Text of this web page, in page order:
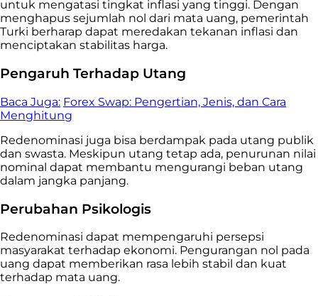
untuk mengatasi tingkat inflasi yang tinggi. Dengan
menghapus sejumlah nol dari mata uang, pemerintah
Turki berharap dapat meredakan tekanan inflasi dan
menciptakan stabilitas harga.
Pengaruh Terhadap Utang
Baca Juga: Forex Swap: Pengertian, Jenis, dan Cara
Menghitung
Redenominasi juga bisa berdampak pada utang publik
dan swasta. Meskipun utang tetap ada, penurunan nilai
nominal dapat membantu mengurangi beban utang
dalam jangka panjang.
Perubahan Psikologis
Redenominasi dapat mempengaruhi persepsi
masyarakat terhadap ekonomi. Pengurangan nol pada
uang dapat memberikan rasa lebih stabil dan kuat
terhadap mata uang.